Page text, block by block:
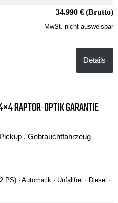
34.990 € (Brutto)
MwSt. nicht ausweisbar
Details
RAPTOR-OPTIK GARANTIE
, Gebrauchtfahrzeug
PS) · Automatik · Unfallfrei · Diesel ·